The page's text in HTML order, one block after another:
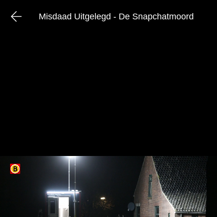
Misdaad Uitgelegd - De Snapchatmoord